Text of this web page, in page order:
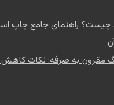
چیست؟ راهنمای جامع چاپ
مقرون به صرفه: نکات